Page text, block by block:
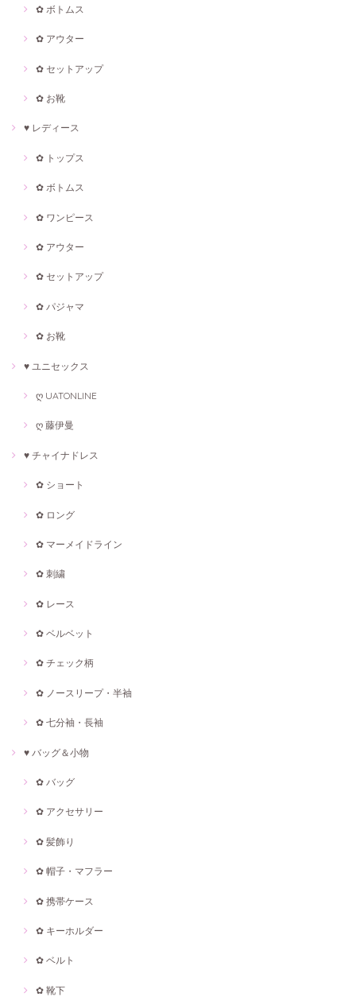
✿ ボトムス
✿ アウター
✿ セットアップ
✿ お靴
♥ レディース
✿ トップス
✿ ボトムス
✿ ワンピース
✿ アウター
✿ セットアップ
✿ パジャマ
✿ お靴
♥ ユニセックス
ღ UATONLINE
ღ 藤伊曼
♥ チャイナドレス
✿ ショート
✿ ロング
✿ マーメイドライン
✿ 刺繍
✿ レース
✿ ベルベット
✿ チェック柄
✿ ノースリープ・半袖
✿ 七分袖・長袖
♥ バッグ＆小物
✿ バッグ
✿ アクセサリー
✿ 髪飾り
✿ 帽子・マフラー
✿ 携帯ケース
✿ キーホルダー
✿ ベルト
✿ 靴下